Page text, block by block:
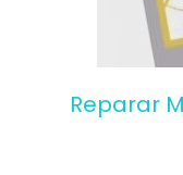
Reparar